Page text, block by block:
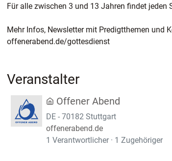
Für alle zwischen 3 und 13 Jahren findet
Mehr Infos, Newsletter mit Predigtthemen und
offenerabend.de/gottesdienst
Veranstalter
Offener Abend
DE - 70182 Stuttgart
offenerabend.de
1 Verantwortlicher · 1 Zugehöriger